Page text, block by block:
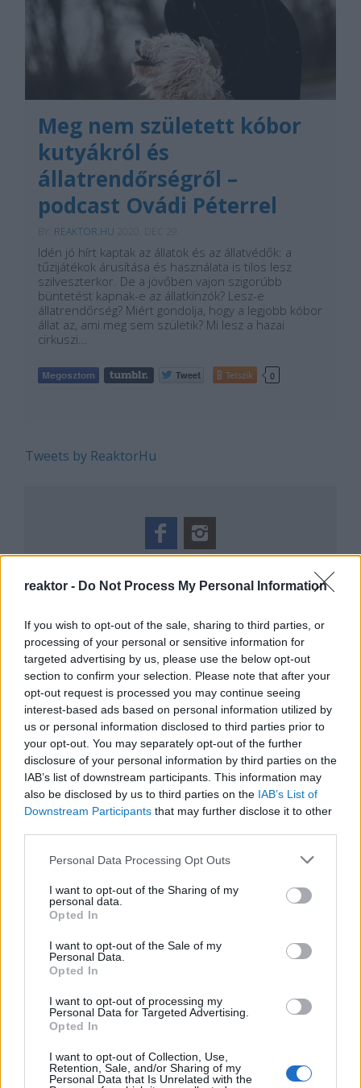
reaktor - Do Not Process My Personal Information
If you wish to opt-out of the sale, sharing to third parties, or
processing of your personal or sensitive information for
targeted advertising by us, please use the below opt-out
section to confirm your selection. Please note that after your
opt-out request is processed you may continue seeing
interest-based ads based on personal information utilized by
us or personal information disclosed to third parties prior to
your opt-out. You may separately opt-out of the further
disclosure of your personal information by third parties on the
IAB’s list of downstream participants. This information may
also be disclosed by us to third parties on the IAB’s List of
Downstream Participants that may further disclose it to other
Please note that this website/app uses one or more Google
not limited to your visit or usage behaviour. You may click to
grant or deny consent to Google and its third-party tags to
use your data for below specified purposes in below Google
consent section.
Personal Data Processing Opt Outs
I want to opt-out of the Sharing of my
personal data.
Opted In
I want to opt-out of the Sale of my
Personal Data.
Opted In
I want to opt-out of processing my
Personal Data for Targeted Advertising.
Opted In
I want to opt-out of Collection, Use,
Retention, Sale, and/or Sharing of my
Personal Data that Is Unrelated with the
Meg nem született kóbor
kutyákról és
állatrendőrségről –
podcast Ovádi Péterrel
REAKTOR.HU
Idén jó hírt kaptak az állatok és az állatvédők: a
tűzijátékok árusítása és használata is tilos lesz
szilveszterkor. De a jövőben vajon szigorúbb
büntetést kapnak-e az állatkínzók? Lesz-e
állatrendőrség? Miért gondolja, hogy a legjobb kóbor
állat az, ami meg sem születik? Mi lesz a hazai
cirkuszi…
Tetszik 0
Tweets by ReaktorHu
Manaus: a dzsungel szívének városa
Magyarország rejtett gyöngyszemei
Az egygyermekes politika és Kína gazdasági
kihívásai
Mik alakítják a gondolkodásod? Avagy a
kognitív torzítások
A világ legveszélyesebb migrációs útvonalai: A
Közép-Mediterrán útvonal, A Darién-régió és
az Indiai-óceáni út
FACEBOOK
LEGFRISSEBB